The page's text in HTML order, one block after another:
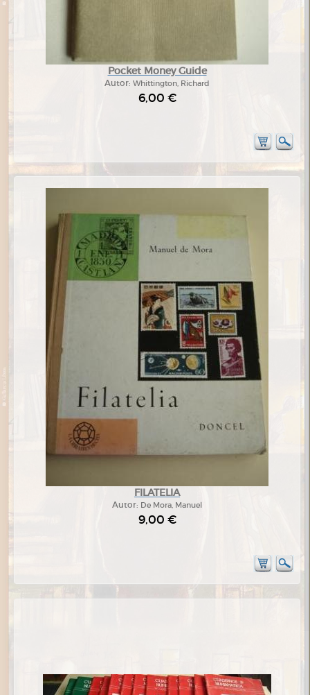
Pocket Money Guide
Autor: Whittington, Richard
6,00 €
FILATELIA
Autor: De Mora, Manuel
9,00 €